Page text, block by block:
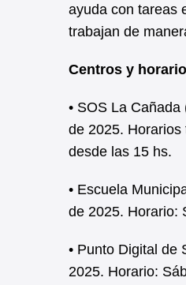
ayuda con tareas
trabajan de
Centros y
• SOS La
de 2025.
desde las 15 hs.
• Escuela
de 2025. Horario:
• Punto Digital de
2025. Horario: